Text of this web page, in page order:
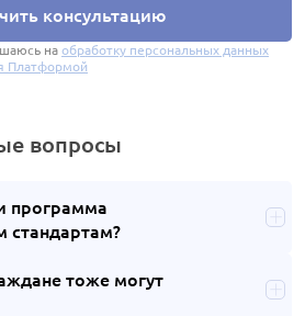
консультацию
наобработку персональных данных
Платформой
вопросы
программа
стандартам?
тоже могут